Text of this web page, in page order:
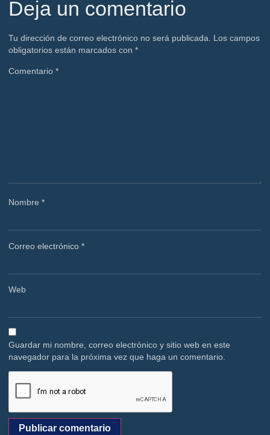
Deja un comentario
Tu dirección de correo electrónico no será publicada.
Los campos
obligatorios están marcados con*
Comentario*
Nombre*
Correo electrónico*
Web
Guardar mi nombre, correo electrónico y sitio web en este
navegador para la próxima vez que haga un comentario.